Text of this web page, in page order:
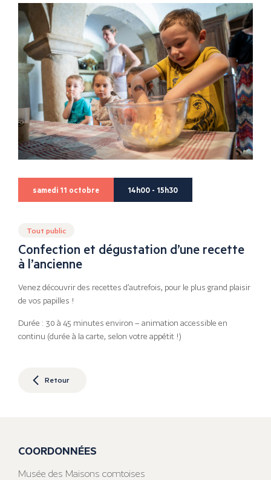
samedi 11 octobre 14h00 - 15h30
Tout public
Confection et dégustation d’une recette
à l’ancienne
Venez découvrir des recettes d’autrefois, pour le plus grand plaisir
de vos papilles !
Durée : 30 à 45 minutes environ – animation accessible en
continu (durée à la carte, selon votre appétit !)
Retour
COORDONNÉES
Musée des Maisons comtoises